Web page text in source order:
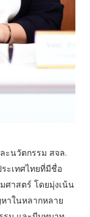
ะนวัตกรรม สจล.
ะเทศไทยที่มีชื่อ
ศาสตร์ โดยมุ่งเน้น
าในหลากหลาย